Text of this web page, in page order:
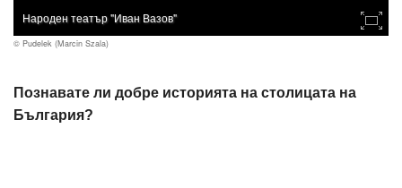
Народен театър "Иван Вазов"
© Pudelek (Marcin Szala)
Познавате ли добре историята на столицата на
България?